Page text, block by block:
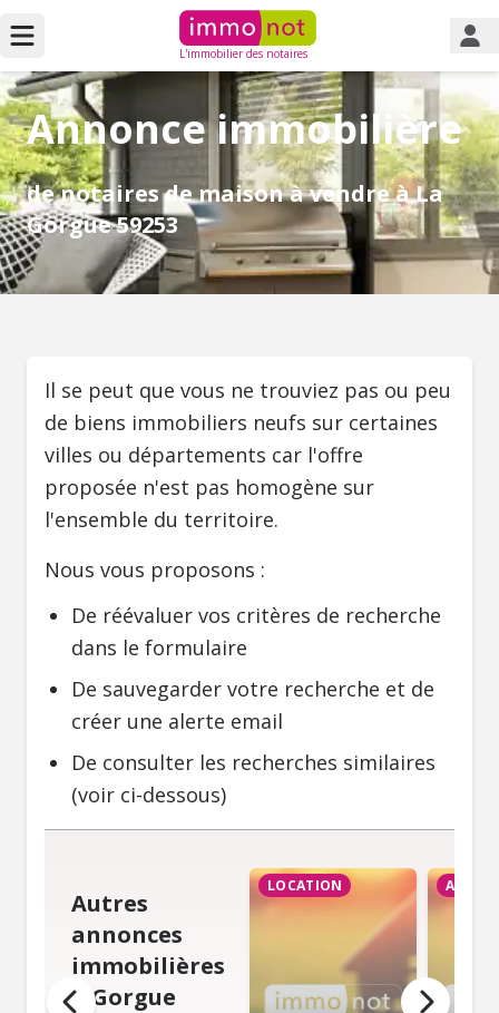
L'immobilier des notaires
Annonce immobilière
de notaires de maison à vendre à La
Gorgue 59253
Il se peut que vous ne trouviez pas ou peu
de biens immobiliers neufs sur certaines
villes ou départements car l'offre
proposée n'est pas homogène sur
l'ensemble du territoire.
Nous vous proposons :
De réévaluer vos critères de recherche
dans le formulaire
De sauvegarder votre recherche et de
créer une alerte email
De consulter les recherches similaires
(voir ci-dessous)
Autres
annonces
immobilières
à Gorgue
LOCATION ACHAT